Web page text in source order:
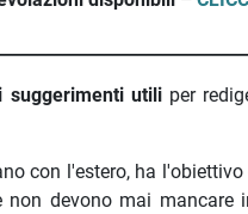
suggerimenti utiliper
con l'estero, ha
non devono mai mancare